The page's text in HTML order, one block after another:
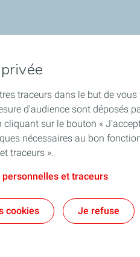
traceurs dans le but de
d'audience sont déposés
cliquant sur le bouton «
nécessaires au bon
traceurs ».
et traceurs
cookies Je refuse